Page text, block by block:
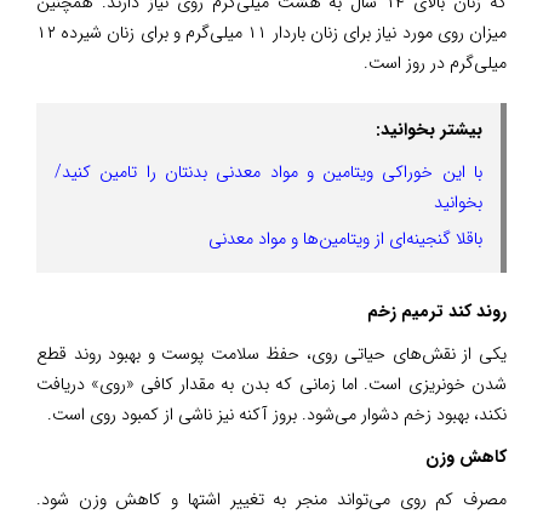
میزان روی مورد نیاز برای زنان باردار ۱۱ میلی‌گرم و برای زنان شیرده ۱۲
میلی‌گرم در روز است.
بیشتر بخوانید:
با این خوراکی ویتامین و مواد معدنی بدنتان را تامین کنید/
بخوانید
باقلا گنجینه‌ای از ویتامین‌ها و مواد معدنی
روند کند ترمیم زخم
یکی از نقش‌های حیاتی روی، حفظ سلامت پوست و بهبود روند قطع
شدن خونریزی است. اما زمانی که بدن به مقدار کافی «روی» دریافت
نکند، بهبود زخم دشوار می‌شود. بروز آکنه نیز ناشی از کمبود روی است.
کاهش وزن
مصرف کم روی می‌تواند منجر به تغییر اشتها و کاهش وزن شود.